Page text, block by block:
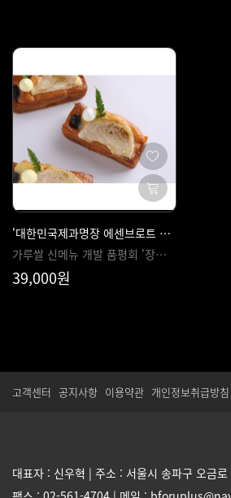
'대한민국제과명장 에센브로트 안갑수셰프' 농림수산식품부 '장관상' 배쌀카스테라
가루쌀 신메뉴 개발 품평회 '장관상' 배쌀카스테라 레시피 공개
39,000원
고객센터 공지사항 이용약관 개인정보취급방침
대표자 : 신우혁 | 주소 : 서울시 송파구 오금